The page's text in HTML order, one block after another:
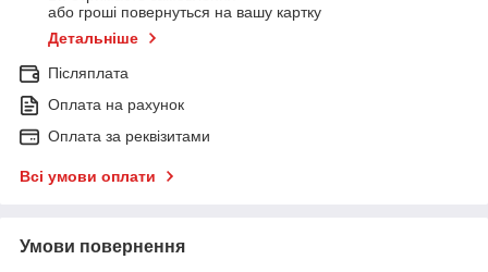
або гроші повернуться на вашу картку
Детальніше
Післяплата
Оплата на рахунок
Оплата за реквізитами
Всі умови оплати
Умови повернення